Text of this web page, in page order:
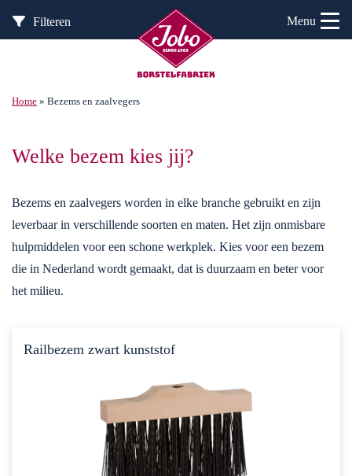
Filteren Menu
Home » Bezems en zaalvegers
Welke bezem kies jij?
Bezems en zaalvegers worden in elke branche gebruikt en zijn
leverbaar in verschillende soorten en maten. Het zijn onmisbare
hulpmiddelen voor een schone werkplek. Kies voor een bezem
die in Nederland wordt gemaakt, dat is duurzaam en beter voor
het milieu.
Railbezem zwart kunststof